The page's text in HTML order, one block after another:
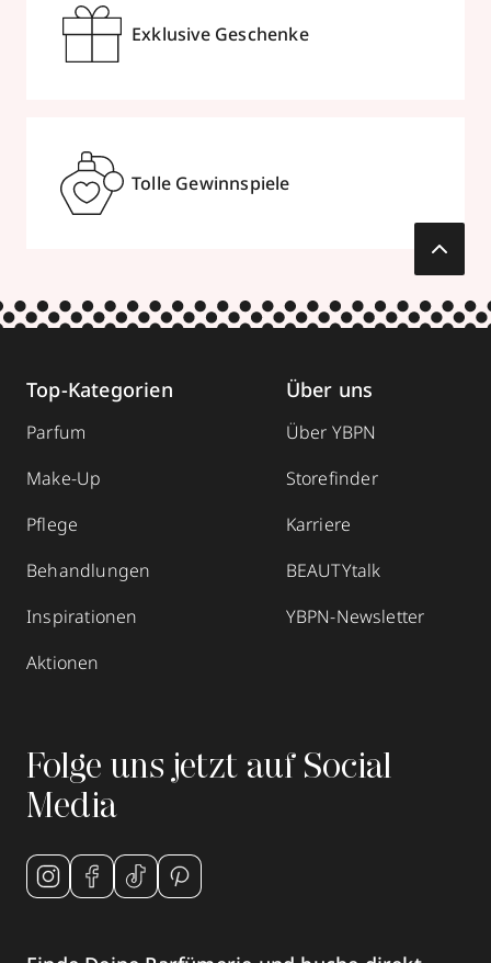
Exklusive Geschenke
Tolle Gewinnspiele
Top-Kategorien
Parfum
Make-Up
Pflege
Behandlungen
Inspirationen
Aktionen
Über uns
Über YBPN
Storefinder
Karriere
BEAUTYtalk
YBPN-Newsletter
Folge uns jetzt auf Social
Media